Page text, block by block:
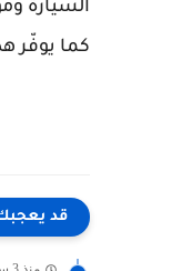
السيارة
كما يوفّر
قد